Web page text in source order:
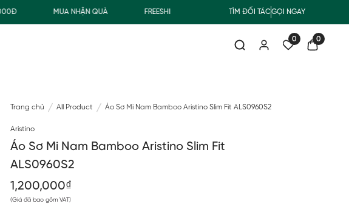
MUA NHẬN QUÀ FREESHIP GIAO THƯỜNG CHO ĐƠN HÀNG TỪ 500.000Đ
TÌM ĐỐI TÁCGỌI NGAY
0 0
Trang chủ All Product Áo Sơ Mi Nam Bamboo Aristino Slim Fit ALS0960S2
Aristino
Áo Sơ Mi Nam Bamboo Aristino Slim Fit
ALS0960S2
1,200,000₫
(Giá đã bao gồm VAT)